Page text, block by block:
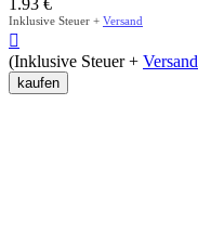
Inklusive Steuer + Versand

(Inklusive Steuer + Versand
kaufen